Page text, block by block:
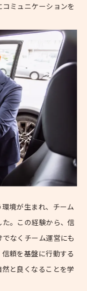
ミュニケーションを
境が生まれ、チーム
。この経験から、信
なくチーム運営にも
頼を基盤に行動する
と良くなることを学